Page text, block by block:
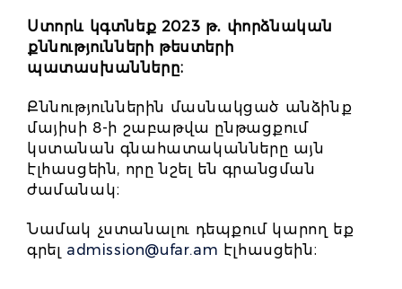
Ստորև կգտնեք 2023 թ․ փորձնական
քննությունների թեստերի
պատասխանները։
Քննություններին մասնակցած անձինք
մայիսի 8-ի շաբաթվա ընթացքում
կստանան գնահատականները այն
էլհասցեին, որը նշել են գրանցման
ժամանակ։
Նամակ չստանալու դեպքում կարող եք
գրել admission@ufar.am էլհասցեին։